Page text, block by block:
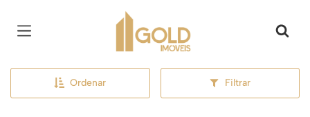
Página inicial
Ordenar Filtrar